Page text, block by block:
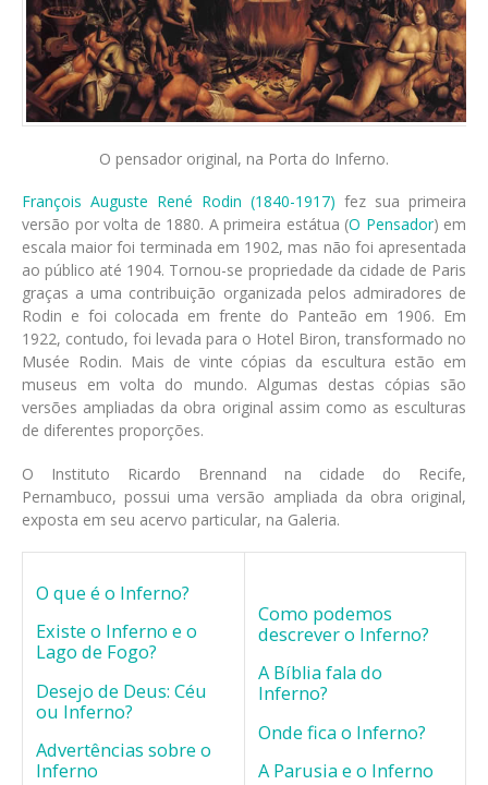
O pensador original, na Porta do Inferno.
François Auguste René Rodin (1840-1917) fez sua primeira
versão por volta de 1880. A primeira estátua (O Pensador) em
escala maior foi terminada em 1902, mas não foi apresentada
ao público até 1904. Tornou-se propriedade da cidade de Paris
graças a uma contribuição organizada pelos admiradores de
Rodin e foi colocada em frente do Panteão em 1906. Em
1922, contudo, foi levada para o Hotel Biron, transformado no
Musée Rodin. Mais de vinte cópias da escultura estão em
museus em volta do mundo. Algumas destas cópias são
versões ampliadas da obra original assim como as esculturas
de diferentes proporções.
O Instituto Ricardo Brennand na cidade do Recife,
Pernambuco, possui uma versão ampliada da obra original,
exposta em seu acervo particular, na Galeria.
O que é o Inferno?
Existe o Inferno e o
Lago de Fogo?
Desejo de Deus: Céu
ou Inferno?
Advertências sobre o
Inferno
Como podemos
descrever o Inferno?
A Bíblia fala do
Inferno?
Onde fica o Inferno?
A Parusia e o Inferno